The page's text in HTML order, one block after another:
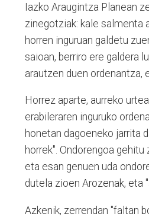
Iazko Araugintza Planean
zinegotziak: kale salmenta
horren inguruan galdetu
saioan, berriro ere galdera
arautzen duen ordenantza,
Horrez aparte, aurreko
erabileraren inguruko
honetan dagoeneko jarrita
horrek". Ondorengoa
eta esan genuen uda
dutela zioen Arozenak, eta
Azkenik, zerrendan "faltan